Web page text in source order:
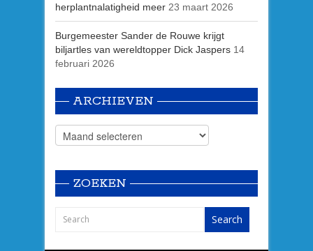
herplantnalatigheid meer 23 maart 2026
Burgemeester Sander de Rouwe krijgt
biljartles van wereldtopper Dick Jaspers 14
februari 2026
ARCHIEVEN
ZOEKEN